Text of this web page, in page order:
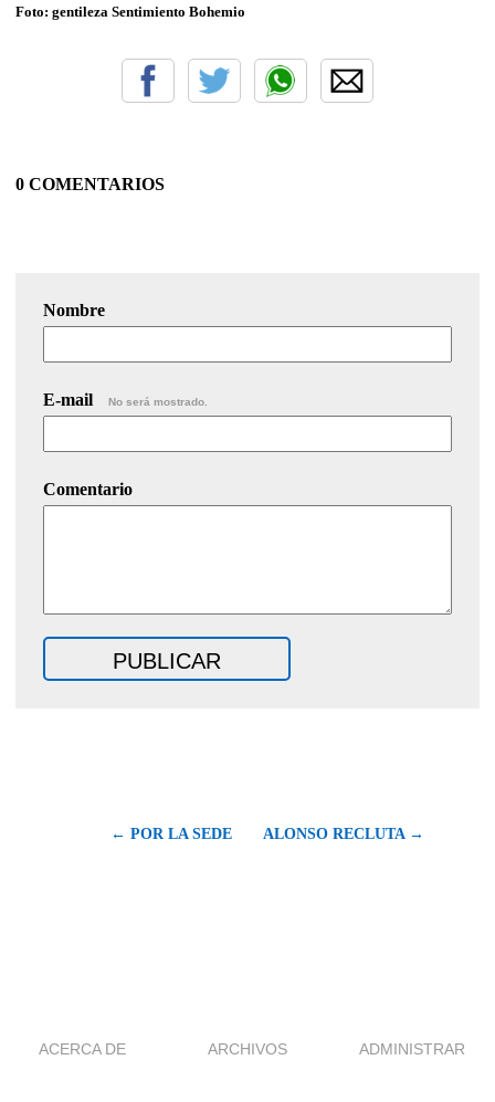
Foto: gentileza Sentimiento Bohemio
0 COMENTARIOS
Nombre
E-mail No será mostrado.
Comentario
← POR LA SEDE ALONSO RECLUTA →
ACERCA DE ARCHIVOS ADMINISTRAR